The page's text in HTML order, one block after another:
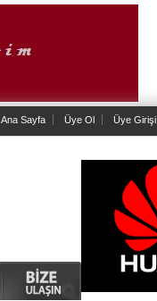
Ana Sayfa Üye Ol Üye Girişi